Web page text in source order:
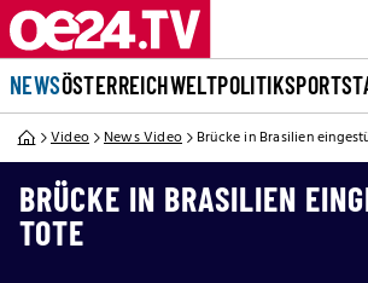
NEWSÖSTERREICHWELTPOLITIKSPORT
Video News Video Brücke in Brasilien
BRÜCKE IN BRASILIEN
TOTE